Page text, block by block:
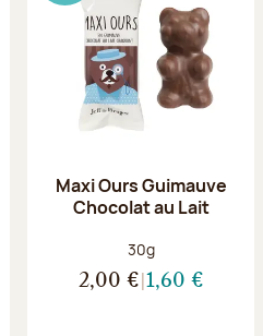
Maxi Ours Guimauve
Chocolat au Lait
Poids net :
30g
2,00 € 1,60 €